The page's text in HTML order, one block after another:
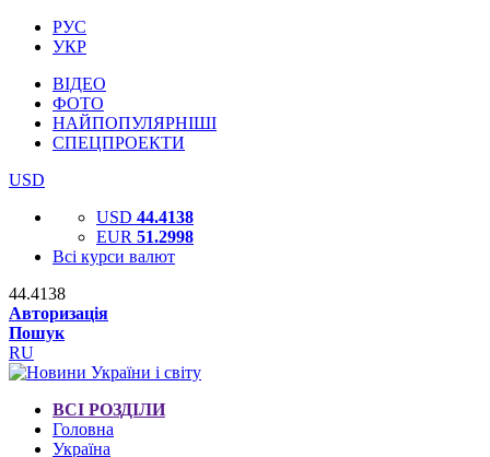
РУС
УКР
ВІДЕО
ФОТО
НАЙПОПУЛЯРНІШІ
СПЕЦПРОЕКТИ
USD
USD 44.4138
EUR 51.2998
Всі курси валют
44.4138
Авторизація
Пошук
RU
ВСІ РОЗДІЛИ
Головна
Україна